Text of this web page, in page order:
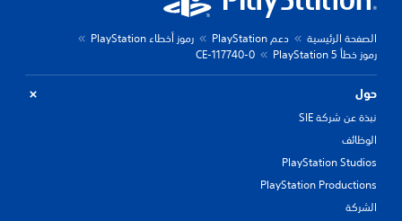
الصفحة الرئيسية دعم PlayStation
رموز أخطاء PlayStation
رموز خطأ PlayStation 5
CE-117740-0
حول
نبذة عن شركة SIE
الوظائف
PlayStation Studios
PlayStation Productions
الشركة